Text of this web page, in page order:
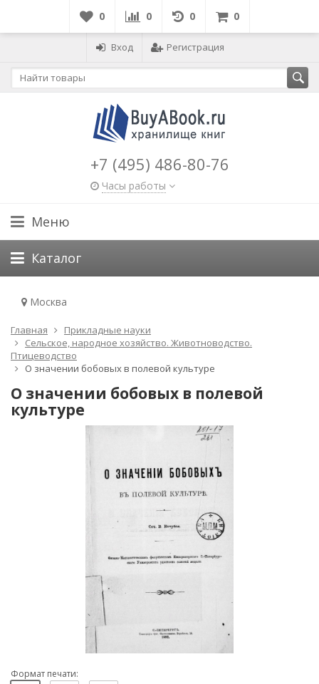
0 0 0 0
Вход Регистрация
+7 (495) 486-80-76
Часы работы
Меню
Каталог
Москва
Главная
Прикладные науки
Сельское, народное хозяйство. Животноводство.
Птицеводство
О значении бобовых в полевой культуре
О значении бобовых в полевой
культуре
Формат печати: